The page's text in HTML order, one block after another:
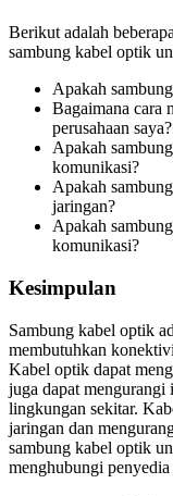
Berikut adalah
sambung kabel optik
Apakah
Bagaimana cara
perusahaan saya?
Apakah
komunikasi?
Apakah
jaringan?
Apakah
komunikasi?
Kesimpulan
Sambung kabel optik
membutuhkan
Kabel optik dapat
juga dapat mengurangi
lingkungan sekitar.
jaringan dan
sambung kabel optik
menghubungi